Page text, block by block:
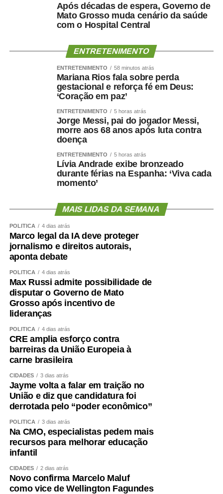
Após décadas de espera, Governo de
Mato Grosso muda cenário da saúde
com o Hospital Central
ENTRETENIMENTO
ENTRETENIMENTO 58 minutos atrás
Mariana Rios fala sobre perda
gestacional e reforça fé em Deus:
‘Coração em paz’
ENTRETENIMENTO 5 horas atrás
Jorge Messi, pai do jogador Messi,
morre aos 68 anos após luta contra
doença
ENTRETENIMENTO 5 horas atrás
Lívia Andrade exibe bronzeado
durante férias na Espanha: ‘Viva cada
momento’
MAIS LIDAS DA SEMANA
POLÍTICA 4 dias atrás
Marco legal da IA deve proteger
jornalismo e direitos autorais,
aponta debate
POLÍTICA 4 dias atrás
Max Russi admite possibilidade de
disputar o Governo de Mato
Grosso após incentivo de
lideranças
POLÍTICA 4 dias atrás
CRE amplia esforço contra
barreiras da União Europeia à
carne brasileira
CIDADES 3 dias atrás
Jayme volta a falar em traição no
União e diz que candidatura foi
derrotada pelo “poder econômico”
POLÍTICA 3 dias atrás
Na CMO, especialistas pedem mais
recursos para melhorar educação
infantil
CIDADES 2 dias atrás
Novo confirma Marcelo Maluf
como vice de Wellington Fagundes